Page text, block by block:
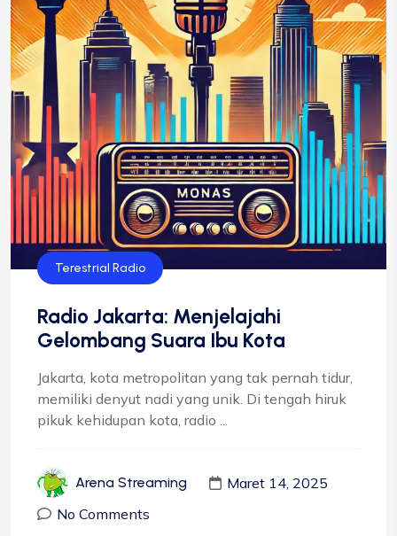
Terestrial Radio
Radio Jakarta: Menjelajahi
Gelombang Suara Ibu Kota
Jakarta, kota metropolitan yang tak pernah tidur,
memiliki denyut nadi yang unik. Di tengah hiruk
pikuk kehidupan kota, radio ...
Arena Streaming
Maret 14, 2025
No Comments